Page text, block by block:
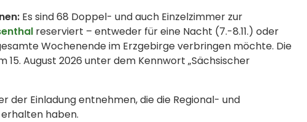
Es sind 68 Doppel- und auch Einzelzimmer zur
reserviert – entweder für eine Nacht (7.-8.11.) oder
Wochenende im Erzgebirge verbringen möchte. Die
August 2026 unter dem Kennwort „Sächsischer
der Einladung entnehmen, die die Regional- und
haben.